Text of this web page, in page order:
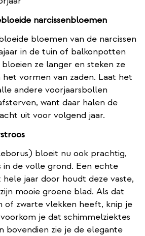
narcissenbloemen
bloemen van de narcissen
in de tuin of balkonpotten
ze langer en steken ze
vormen van zaden. Laat het
andere voorjaarsbollen
want daar halen de
uit voor volgend jaar.
bloeit nu ook prachtig,
in de volle grond. Een echte
hele jaar door houdt deze vaste,
mooie groene blad. Als dat
of zwarte vlekken heeft, knip je
je dat schimmelziektes
bovendien zie je de elegante